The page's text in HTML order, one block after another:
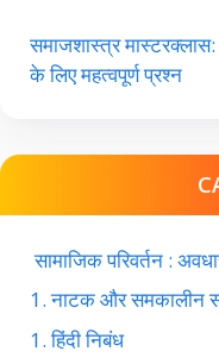
समाजशास्त्र मास्टरक्लास:
के लिए महत्वपूर्ण प्रश्न
सामाजिक परिवर्तन :
1. नाटक और समकालीन
1. हिंदी निबंध